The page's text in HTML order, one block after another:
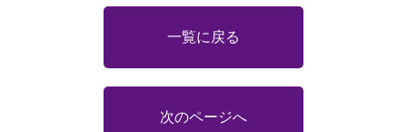
一覧に戻る
次のページへ